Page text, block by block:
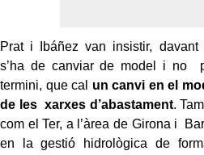
Prat i Ibáñez van insistir, davant
s’ha de canviar de model i no
termini, que cal un canvi en el
de les xarxes d’abastament.
com el Ter, a l’àrea de Girona i
en la gestió hidrològica de